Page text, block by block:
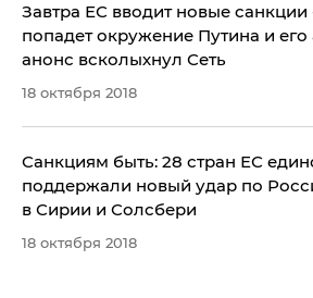
Завтра ЕС вводит новые
попадет окружение Путина и
анонс всколыхнул Сеть
18 октября 2018
Санкциям быть: 28 стран ЕС
поддержали новый удар по
в Сирии и Солсбери
18 октября 2018